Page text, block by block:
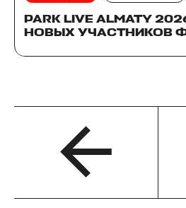
PARK LIVE ALMATY
НОВЫХ УЧАСТНИКОВ